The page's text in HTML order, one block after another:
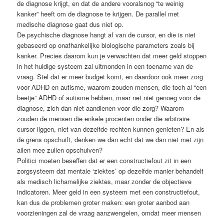
de diagnose krijgt, en dat de andere vooralsnog “te weinig
kanker” heeft om de diagnose te krijgen. De parallel met
medische diagnose gaat dus niet op.
De psychische diagnose hangt af van de cursor, en die is niet
gebaseerd op onafhankelijke biologische parameters zoals bij
kanker. Precies daarom kun je verwachten dat meer geld stoppen
in het huidige systeem zal uitmonden in een toename van de
vraag. Stel dat er meer budget komt, en daardoor ook meer zorg
voor ADHD en autisme, waarom zouden mensen, die toch al “een
beetje” ADHD of autisme hebben, maar net niet genoeg voor de
diagnose, zich dan niet aandienen voor die zorg? Waarom
zouden de mensen die enkele procenten onder die arbitraire
cursor liggen, niet van dezelfde rechten kunnen genieten? En als
de grens opschuift, denken we dan echt dat we dan niet met zijn
allen mee zullen opschuiven?
Politici moeten beseffen dat er een constructiefout zit in een
zorgsysteem dat mentale ‘ziektes’ op dezelfde manier behandelt
als medisch lichame­lijke ziektes, maar zonder de objec­tieve
indicatoren. Meer geld in een systeem met een constructiefout,
kan dus de problemen groter maken: een groter aanbod aan
voorzieningen zal de vraag aanzwengelen, omdat meer mensen